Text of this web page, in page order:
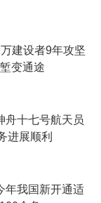
建设者9年攻坚
变通途
舟十七号航天员
进展顺利
年我国新开通适